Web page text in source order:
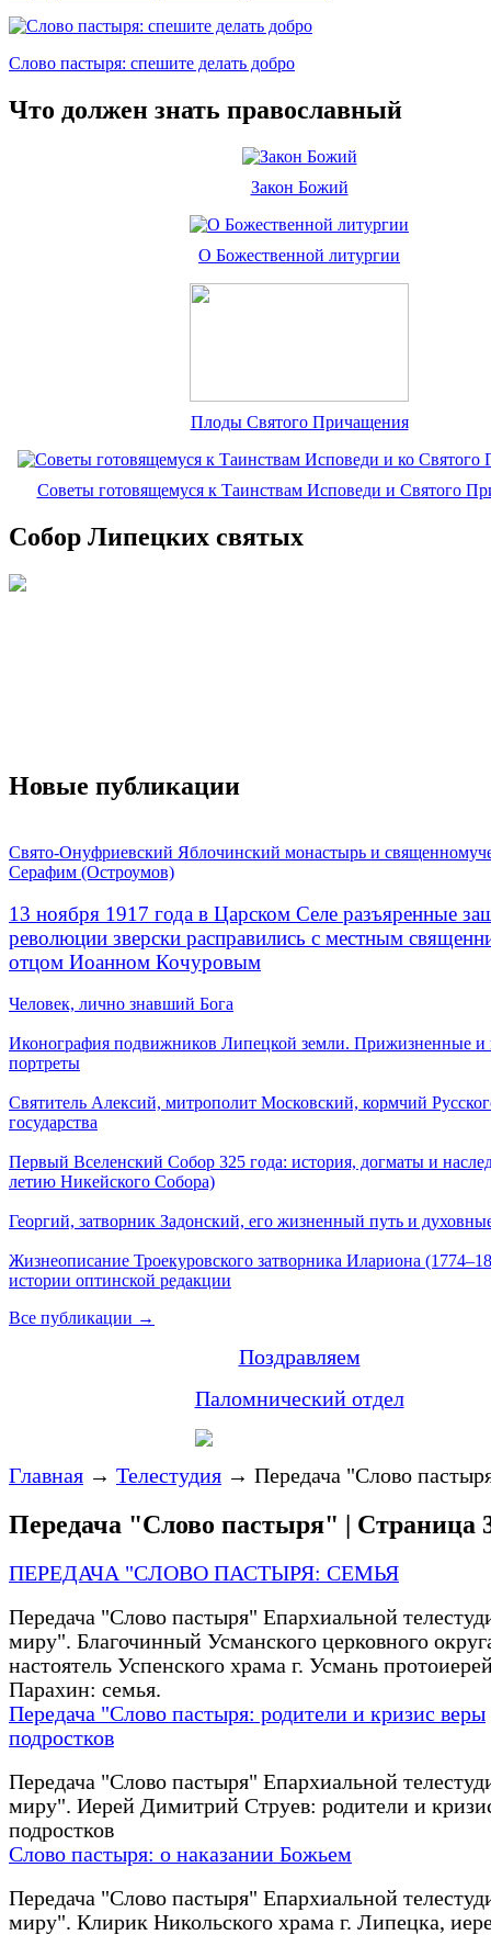
Слово пастыря: спешите делать добро
Что должен знать православный
Закон Божий
О Божественной литургии
Плоды Святого Причащения
Советы готовящемуся к Таинствам Исповеди и Святого
Собор Липецких святых
Новые публикации
Свято-Онуфриевский Яблочинский монастырь и
Серафим (Остроумов)
13 ноября 1917 года в Царском Селе разъяренные
революции зверски расправились с местным
отцом Иоанном Кочуровым
Человек, лично знавший Бога
Иконография подвижников Липецкой земли. Прижизненные и
портреты
Святитель Алексий, митрополит Московский, кормчий
государства
Первый Вселенский Собор 325 года: история, догматы и
летию Никейского Собора)
Георгий, затворник Задонский, его жизненный путь и
Жизнеописание Троекуровского затворника Илариона
истории оптинской редакции
Все публикации →
Поздравляем
Паломнический отдел
Главная → Телестудия → Передача "Слово
Передача "Слово пастыря" | Страница
ПЕРЕДАЧА "СЛОВО ПАСТЫРЯ: СЕМЬЯ
Передача "Слово пастыря" Епархиальной
миру". Благочинный Усманского церковного
настоятель Успенского храма г. Усмань
Парахин: семья.
Передача "Слово пастыря: родители и кризис веры
подростков
Передача "Слово пастыря" Епархиальной
миру". Иерей Димитрий Струев: родители и
подростков
Слово пастыря: о наказании Божьем
Передача "Слово пастыря" Епархиальной
миру". Клирик Никольского храма г. Липецка,